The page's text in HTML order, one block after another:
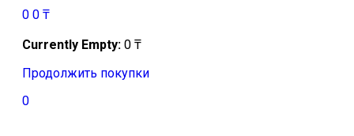
0 0 ₸
Currently Empty: 0 ₸
Продолжить покупки
0